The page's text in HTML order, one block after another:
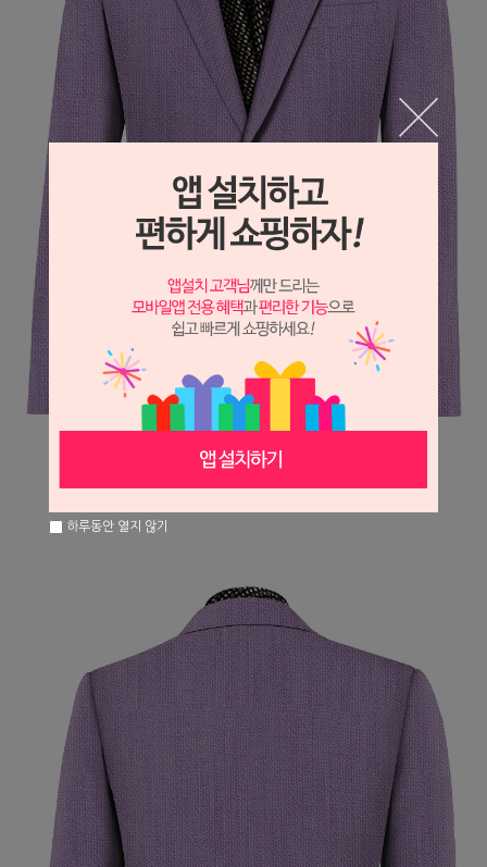
하루동안 열지 않기